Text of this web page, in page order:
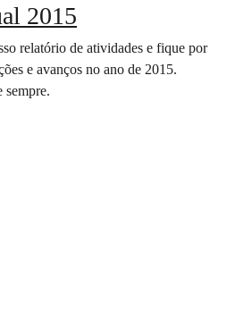
2015
relatório de atividades e fique por
e avanços no ano de 2015.
sempre.